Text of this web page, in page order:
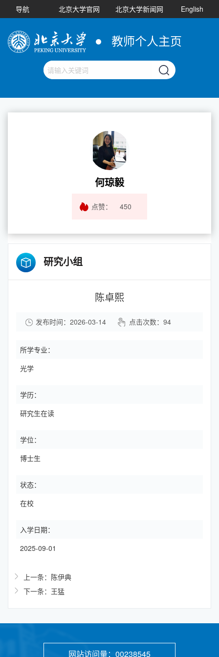
导航 北京大学官网 北京大学新闻网 English
教师个人主页
何琼毅
点赞： 450
研究小组
陈卓熙
发布时间：2026-03-14 点击次数： 94
所学专业：
光学
学历：
研究生在读
学位：
博士生
状态：
在校
入学日期：
2025-09-01
上一条：陈伊典
下一条：王猛
网站访问量： 00238545